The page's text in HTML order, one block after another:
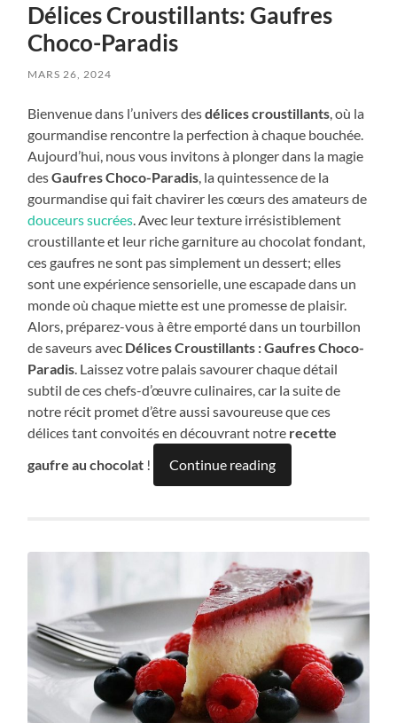
Délices Croustillants: Gaufres
Choco-Paradis
MARS 26, 2024
Bienvenue dans l’univers desdélices croustillants, où la
gourmandise rencontre la perfection à chaque bouchée.
Aujourd’hui, nous vous invitons à plonger dans la magie
desGaufres Choco-Paradis, la quintessence de la
gourmandise qui fait chavirer les cœurs des amateurs de
douceurs sucrées. Avec leur texture irrésistiblement
croustillante et leur riche garniture au chocolat fondant,
ces gaufres ne sont pas simplement un dessert; elles
sont une expérience sensorielle, une escapade dans un
monde où chaque miette est une promesse de plaisir.
Alors, préparez-vous à être emporté dans un tourbillon
de saveurs avec Délices Croustillants : Gaufres Choco-
Paradis. Laissez votre palais savourer chaque détail
subtil de ces chefs-d’œuvre culinaires, car la suite de
notre récit promet d’être aussi savoureuse que ces
délices tant convoités en découvrant notre recette
gaufre au chocolat ! Continue reading